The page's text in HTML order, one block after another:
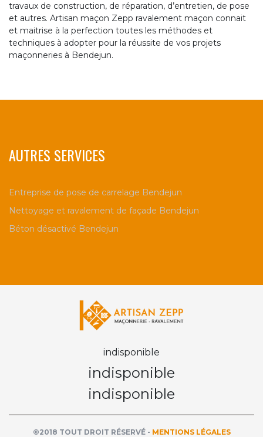
travaux de construction, de réparation, d’entretien, de pose
et autres. Artisan maçon Zepp ravalement maçon connait
et maitrise à la perfection toutes les méthodes et
techniques à adopter pour la réussite de vos projets
maçonneries à Bendejun.
AUTRES SERVICES
Entreprise de pose de carrelage Bendejun
Nettoyage et ravalement de façade Bendejun
Béton désactivé Bendejun
indisponible
indisponible
indisponible
©2018 TOUT DROIT RÉSERVÉ - MENTIONS LÉGALES